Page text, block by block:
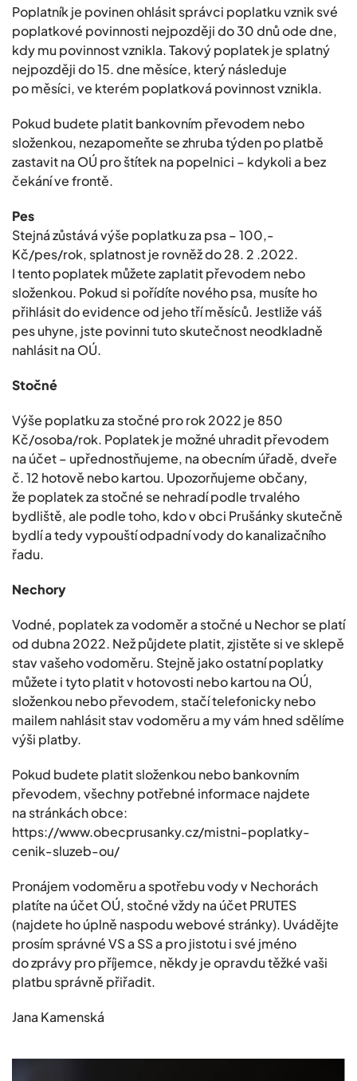
Poplatník je povinen ohlásit správci poplatku vznik své
poplatkové povinnosti nejpozději do 30 dnů ode dne,
kdy mu povinnost vznikla. Takový poplatek je splatný
nejpozději do 15. dne měsíce, který následuje
po měsíci, ve kterém poplatková povinnost vznikla.
Pokud budete platit bankovním převodem nebo
složenkou, nezapomeňte se zhruba týden po platbě
zastavit na OÚ pro štítek na popelnici – kdykoli a bez
čekání ve frontě.
Pes
Stejná zůstává výše poplatku za psa – 100,-
Kč/pes/rok, splatnost je rovněž do 28. 2 .2022.
I tento poplatek můžete zaplatit převodem nebo
složenkou. Pokud si pořídíte nového psa, musíte ho
přihlásit do evidence od jeho tří měsíců. Jestliže váš
pes uhyne, jste povinni tuto skutečnost neodkladně
nahlásit na OÚ.
Stočné
Výše poplatku za stočné pro rok 2022 je 850
Kč/osoba/rok. Poplatek je možné uhradit převodem
na účet – upřednostňujeme, na obecním úřadě, dveře
č. 12 hotově nebo kartou. Upozorňujeme občany,
že poplatek za stočné se nehradí podle trvalého
bydliště, ale podle toho, kdo v obci Prušánky skutečně
bydlí a tedy vypouští odpadní vody do kanalizačního
řadu.
Nechory
Vodné, poplatek za vodoměr a stočné u Nechor se platí
od dubna 2022. Než půjdete platit, zjistěte si ve sklepě
stav vašeho vodoměru. Stejně jako ostatní poplatky
můžete i tyto platit v hotovosti nebo kartou na OÚ,
složenkou nebo převodem, stačí telefonicky nebo
mailem nahlásit stav vodoměru a my vám hned sdělíme
výši platby.
Pokud budete platit složenkou nebo bankovním
převodem, všechny potřebné informace najdete
na stránkách obce:
https://www.obecprusanky.cz/mistni-poplatky-
cenik-sluzeb-ou/
Pronájem vodoměru a spotřebu vody v Nechorách
platíte na účet OÚ, stočné vždy na účet PRUTES
(najdete ho úplně naspodu webové stránky). Uvádějte
prosím správné VS a SS a pro jistotu i své jméno
do zprávy pro příjemce, někdy je opravdu těžké vaši
platbu správně přiřadit.
Jana Kamenská